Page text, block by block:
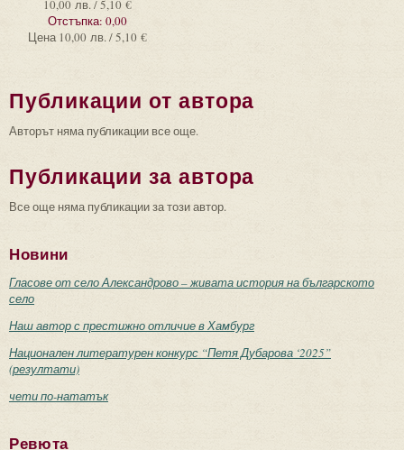
10,00 лв. / 5,10 €
Отстъпка: 0,00
Цена 10,00 лв. / 5,10 €
Публикации от автора
Авторът няма публикации все още.
Публикации за автора
Все още няма публикации за този автор.
Новини
Гласове от село Александрово – живата история на българското
село
Наш автор с престижно отличие в Хамбург
Национален литературен конкурс “Петя Дубарова ‘2025”
(резултати)
чети по-нататък
Ревюта